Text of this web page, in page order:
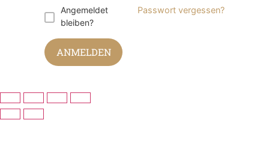
Angemeldet
bleiben?
Passwort vergessen?
ANMELDEN